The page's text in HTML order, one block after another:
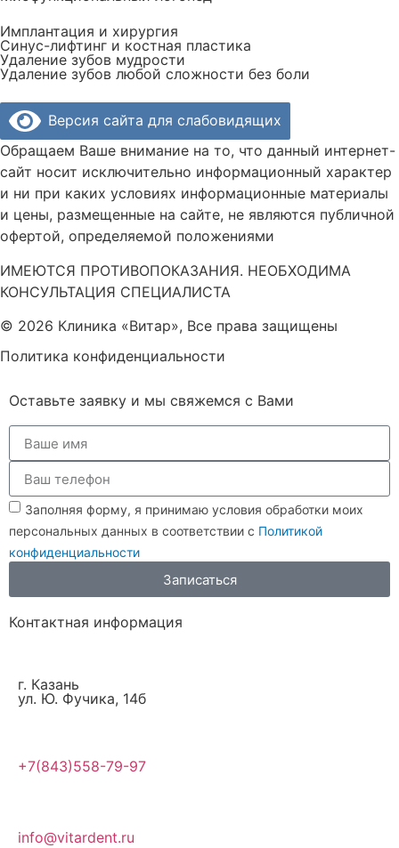
Имплантация и хирургия
Синус-лифтинг и костная пластика
Удаление зубов мудрости
Удаление зубов любой сложности без боли
Версия сайта для слабовидящих
Обращаем Ваше внимание на то, что данный интернет-
сайт носит исключительно информационный характер
и ни при каких условиях информационные материалы
и цены, размещенные на сайте, не являются публичной
офертой, определяемой положениями
ИМЕЮТСЯ ПРОТИВОПОКАЗАНИЯ. НЕОБХОДИМА
КОНСУЛЬТАЦИЯ СПЕЦИАЛИСТА
© 2026 Клиника «Витар», Все права защищены
Политика конфиденциальности
Оставьте заявку и мы свяжемся с Вами
Заполняя форму, я принимаю условия обработки моих
персональных данных в соответствии с Политикой
конфиденциальности
Записаться
Контактная информация
г. Казань
ул. Ю. Фучика, 14б
+7(843)558-79-97
info@vitardent.ru